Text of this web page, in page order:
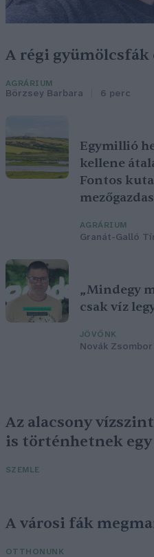
A régi gyümölcsfák
AGRÁRIUM
Börzsey Barbara 6 perc
Egymillió
kellene
Fontos
AGRÁRIUM
Granát-Galló
„Mindegy
csak víz
JÖVŐNK
Novák Zsombor
Az alacsony
is történhetnek
SZEMLE
A városi fák
OTTHONUNK